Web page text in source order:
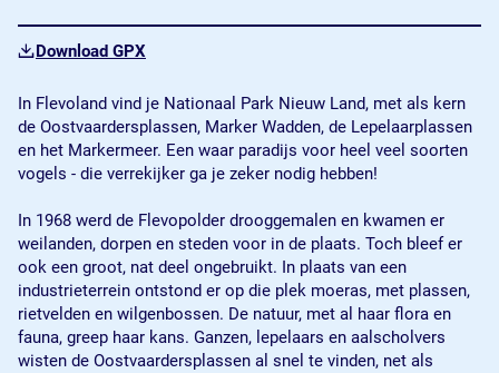
Download GPX
In Flevoland vind je Nationaal Park Nieuw Land, met als kern
de Oostvaardersplassen, Marker Wadden, de Lepelaarplassen
en het Markermeer. Een waar paradijs voor heel veel soorten
vogels - die verrekijker ga je zeker nodig hebben!
In 1968 werd de Flevopolder drooggemalen en kwamen er
weilanden, dorpen en steden voor in de plaats. Toch bleef er
ook een groot, nat deel ongebruikt. In plaats van een
industrieterrein ontstond er op die plek moeras, met plassen,
rietvelden en wilgenbossen. De natuur, met al haar flora en
fauna, greep haar kans. Ganzen, lepelaars en aalscholvers
wisten de Oostvaardersplassen al snel te vinden, net als